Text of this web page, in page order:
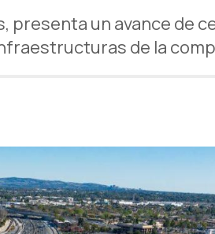
presenta un avance de
de la